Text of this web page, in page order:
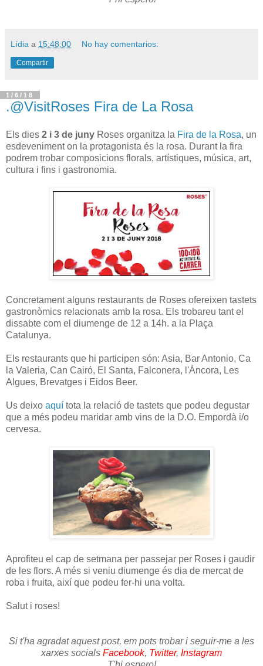
Lídia a 15:48:00 No hay comentarios:
Compartir
1/6/18
.@VisitRoses Fira de La Rosa
Els dies 2 i 3 de juny Roses organitza la Fira de la Rosa, un
esdeveniment on la protagonista és la rosa. Durant la fira
podrem trobar composicions florals, artístiques, música, art,
cultura i fins i gastronomia.
Concretament alguns restaurants de Roses ofereixen tastets
gastronòmics relacionats amb la rosa. Els trobareu tant el
dissabte com el diumenge de 12 a 14h. a la Plaça
Catalunya.
Els restaurants que hi participen són: Asia, Bar Antonio, Ca
la Valeria, Can Cairó, El Santa, Falconera, l'Àncora, Les
Algues, Brevatges i Eidos Beer.
Us deixo aquí tota la relació de tastets que podeu degustar
que a més podeu maridar amb vins de la D.O. Empordà i/o
cervesa.
Aprofiteu el cap de setmana per passejar per Roses i gaudir
de les flors. A més si veniu diumenge és dia de mercat de
roba i fruita, així que podeu fer-hi una volta.
Salut i roses!
Si t'ha agradat aquest post, em pots trobar i seguir-me a les
xarxes socials Facebook, Twitter, Instagram